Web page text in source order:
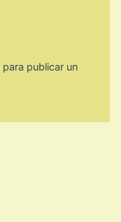
para publicar un